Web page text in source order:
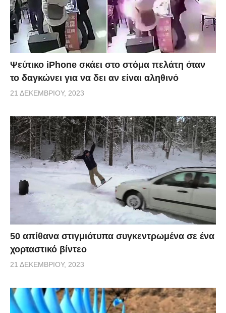
Ψεύτικο iPhone σκάει στο στόμα πελάτη όταν
το δαγκώνει για να δει αν είναι αληθινό
21 ΔΕΚΕΜΒΡΊΟΥ, 2023
50 απίθανα στιγμιότυπα συγκεντρωμένα σε ένα
χορταστικό βίντεο
21 ΔΕΚΕΜΒΡΊΟΥ, 2023